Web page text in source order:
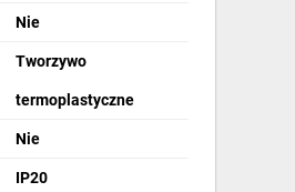
Nie
Tworzywo
termoplastyczne
Nie
IP20